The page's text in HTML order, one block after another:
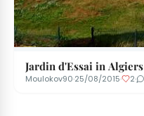
Jardin d'Essai in Algiers
Moulokov90·25/08/2015· 2·